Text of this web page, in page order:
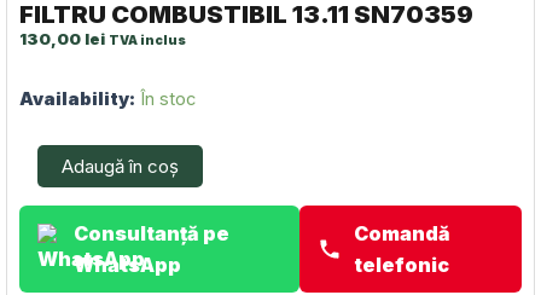
FILTRU COMBUSTIBIL 13.11 SN70359
130,00 lei TVA inclus
Availability: În stoc
FILTRU
13.11
SN70359Adaugă în coș
Consultanță pe
WhatsApp
Comandă
telefonic